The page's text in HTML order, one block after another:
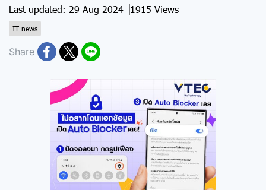
Last updated: 29 Aug 2024 1915 Views
IT news
Share